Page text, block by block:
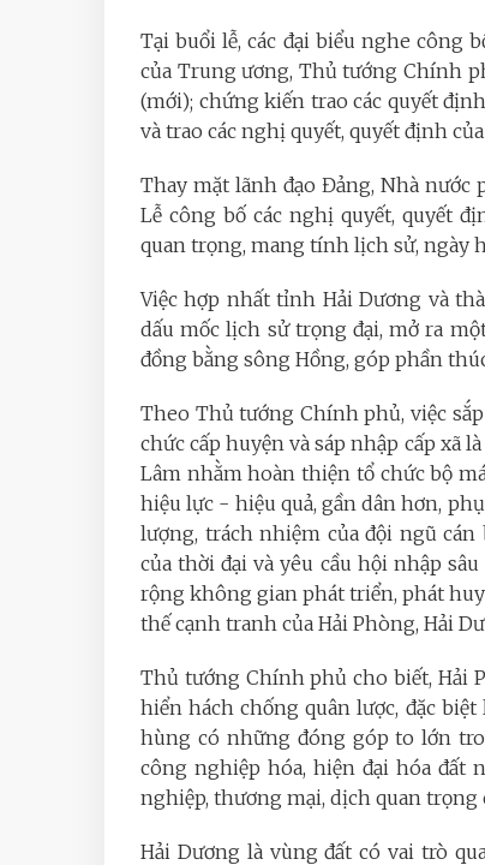
Tại buổi lễ, các đại biểu nghe công
của Trung ương, Thủ tướng Chính
(mới); chứng kiến trao các quyết
và trao các nghị quyết, quyết định
Thay mặt lãnh đạo Đảng, Nhà
Lễ công bố các nghị quyết, quyết
quan trọng, mang tính lịch sử, ngày
Việc hợp nhất tỉnh Hải Dương và
dấu mốc lịch sử trọng đại, mở ra
đồng bằng sông Hồng, góp phần
Theo Thủ tướng Chính phủ, việc
chức cấp huyện và sáp nhập cấp xã
Lâm nhằm hoàn thiện tổ chức bộ
hiệu lực - hiệu quả, gần dân hơn,
lượng, trách nhiệm của đội ngũ
của thời đại và yêu cầu hội nhập
rộng không gian phát triển, phát
thế cạnh tranh của Hải Phòng, Hải
Thủ tướng Chính phủ cho biết, Hải
hiển hách chống quân lược, đặc
hùng có những đóng góp to lớn
công nghiệp hóa, hiện đại hóa
nghiệp, thương mại, dịch quan trọng
Hải Dương là vùng đất có vai trò